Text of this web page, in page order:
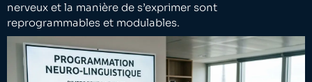
nerveux et la manière de s’exprimer sont
reprogrammables et modulables.